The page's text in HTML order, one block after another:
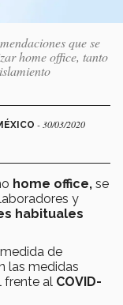
que se
home office, tanto
- 30/03/2020
home office, se
y
habituales
de
las medidas
frente al COVID-